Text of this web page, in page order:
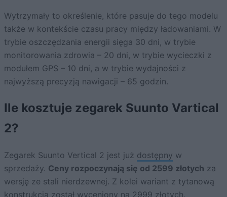
Wytrzymały to określenie, które pasuje do tego modelu
także w kontekście czasu pracy między ładowaniami. W
trybie oszczędzania energii sięga 30 dni, w trybie
monitorowania zdrowia – 20 dni, w trybie wycieczki z
modułem GPS – 10 dni, a w trybie wydajności z
najwyższą precyzją nawigacji – 65 godzin.
Ile kosztuje zegarek Suunto Vartical
2?
Zegarek Suunto Vertical 2 jest już dostępny w
sprzedaży. Ceny rozpoczynają się od 2599 złotych za
wersję ze stali nierdzewnej. Z kolei wariant z tytanową
konstrukcją został wyceniony na 2999 złotych.